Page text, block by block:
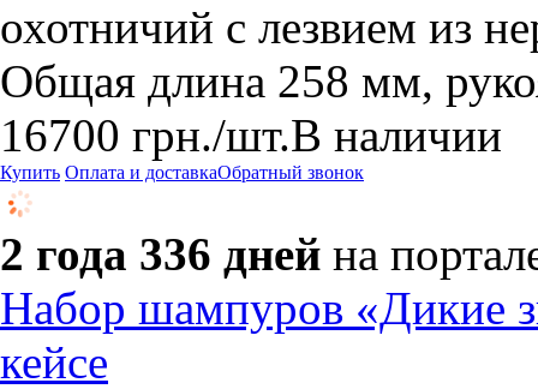
охотничий с лезвием из
Общая длина 258 мм,
16700 грн./шт.В наличии
Купить Оплата и доставкаОбратный звонок
2 года 336 дней на
Набор шампуров «Дикие
кейсе